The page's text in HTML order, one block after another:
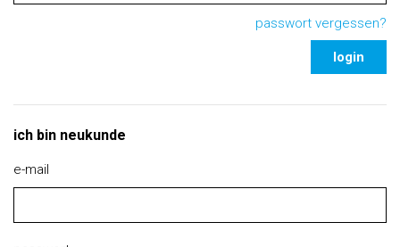
passwort vergessen?
login
ich bin neukunde
e-mail